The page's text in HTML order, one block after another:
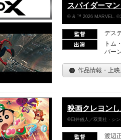
スパイダーマ
© & ™ 2026 MARVEL.
デス
トム
バー
作品情報・上
映画クレヨン
©臼井儀人／双葉社・シ
渡辺